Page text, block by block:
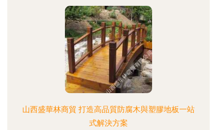
山西盛華林商貿 打造高品質防腐木與塑膠地板一站
式解決方案